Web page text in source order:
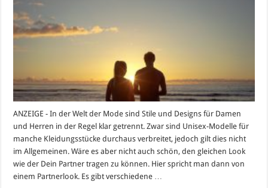
ANZEIGE - In der Welt der Mode sind Stile und Designs für Damen
und Herren in der Regel klar getrennt. Zwar sind Unisex-Modelle für
manche Kleidungsstücke durchaus verbreitet, jedoch gilt dies nicht
im Allgemeinen. Wäre es aber nicht auch schön, den gleichen Look
wie der Dein Partner tragen zu können. Hier spricht man dann von
einem Partnerlook. Es gibt verschiedene …